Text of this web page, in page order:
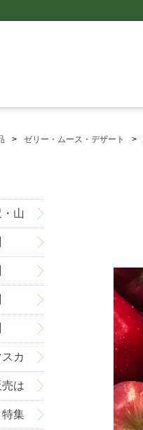
ゼリー・ムース・デザート
山
カ
は
集